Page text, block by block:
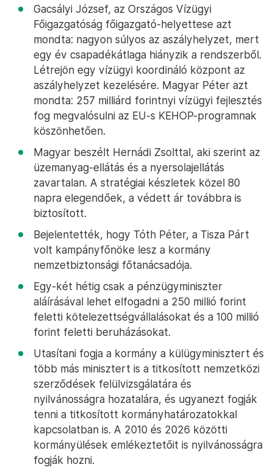
Gacsályi József, az Országos Vízügyi
Főigazgatóság főigazgató-helyettese azt
mondta: nagyon súlyos az aszályhelyzet, mert
egy év csapadékátlaga hiányzik a rendszerből.
Létrejön egy vízügyi koordináló központ az
aszályhelyzet kezelésére. Magyar Péter azt
mondta: 257 milliárd forintnyi vízügyi fejlesztés
fog megvalósulni az EU-s KEHOP-programnak
köszönhetően.
Magyar beszélt Hernádi Zsolttal, aki szerint az
üzemanyag-ellátás és a nyersolajellátás
zavartalan. A stratégiai készletek közel 80
napra elegendőek, a védett ár továbbra is
biztosított.
Bejelentették, hogy Tóth Péter, a Tisza Párt
volt kampányfőnöke lesz a kormány
nemzetbiztonsági főtanácsadója.
Egy-két hétig csak a pénzügyminiszter
aláírásával lehet elfogadni a 250 millió forint
feletti kötelezettségvállalásokat és a 100 millió
forint feletti beruházásokat.
Utasítani fogja a kormány a külügyminisztert és
több más minisztert is a titkosított nemzetközi
szerződések felülvizsgálatára és
nyilvánosságra hozatalára, és ugyanezt fogják
tenni a titkosított kormányhatározatokkal
kapcsolatban is. A 2010 és 2026 közötti
kormányülések emlékeztetőit is nyilvánosságra
fogják hozni.